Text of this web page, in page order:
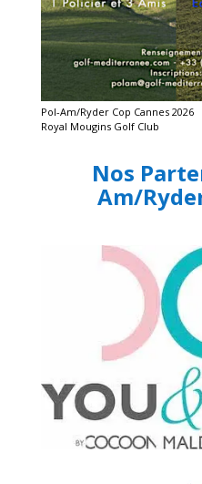
Pol-Am/Ryder Cop Cannes 2026
Royal Mougins Golf Club
Nos
Am/